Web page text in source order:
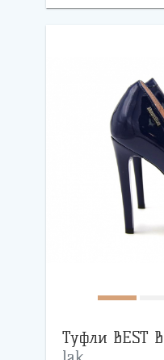
Туфли BEST